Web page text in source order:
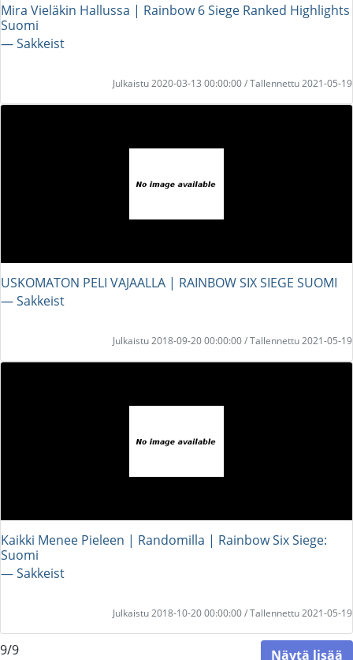
Mira Vieläkin Hallussa | Rainbow 6 Siege Ranked Highlights
Suomi
― Sakkeist
Julkaistu 2020-03-13 00:00:00 / Tallennettu 2021-05-19
USKOMATON PELI VAJAALLA | RAINBOW SIX SIEGE SUOMI
― Sakkeist
Julkaistu 2018-09-20 00:00:00 / Tallennettu 2021-05-19
Kaikki Menee Pieleen | Randomilla | Rainbow Six Siege:
Suomi
― Sakkeist
Julkaistu 2018-10-20 00:00:00 / Tallennettu 2021-05-19
9/9 Näytä lisää